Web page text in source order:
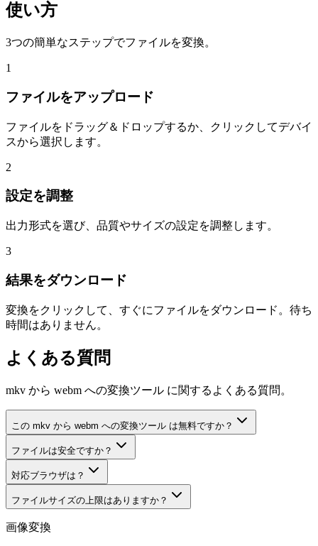
使い方
3つの簡単なステップでファイルを変換。
1
ファイルをアップロード
ファイルをドラッグ＆ドロップするか、クリックしてデバイ
スから選択します。
2
設定を調整
出力形式を選び、品質やサイズの設定を調整します。
3
結果をダウンロード
変換をクリックして、すぐにファイルをダウンロード。待ち
時間はありません。
よくある質問
mkv から webm への変換ツール に関するよくある質問。
この mkv から webm への変換ツール は無料ですか？
ファイルは安全ですか？
対応ブラウザは？
ファイルサイズの上限はありますか？
画像変換